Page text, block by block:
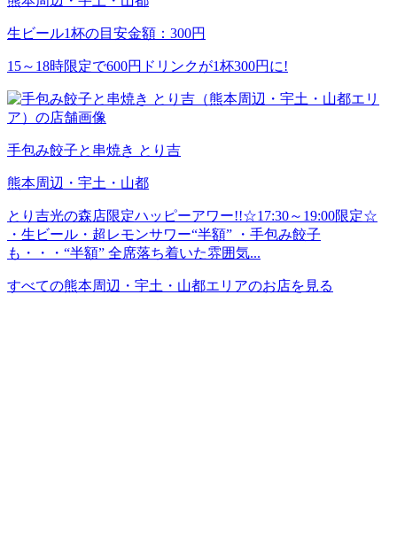
生ビール1杯の目安金額：300円
15～18時限定で600円ドリンクが1杯300円に!
手包み餃子と串焼き とり吉
熊本周辺・宇土・山都
とり吉光の森店限定ハッピーアワー!!☆17:30～19:00限定☆
・生ビール・超レモンサワー“半額” ・手包み餃子
も・・・“半額” 全席落ち着いた雰囲気...
すべての熊本周辺・宇土・山都エリアのお店を見る